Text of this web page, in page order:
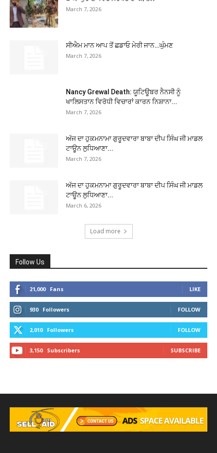
March 7, 2026
ਸੀਐਮ ਮਾਨ ਆਪ ਤੋਂ ਛਡਾਓ ਮੇਰੀ ਜਾਨ…ਘੁੰਮਣ
March 7, 2026
Nancy Grewal Death: ਯੂਟਿਊਬਰ ਨੈਨਸੀ ਨੂੰ
ਖਾਲਿਸਤਾਨ ਵਿਰੋਧੀ ਵਿਚਾਰਾਂ ਕਾਰਨ ਨਿਸ਼ਾਨਾ...
March 7, 2026
ਅੱਜ ਦਾ ਹੁਕਮਨਾਮਾ ਗੁਰੂਦਵਾਰਾ ਬਾਬਾ ਦੀਪ ਸਿੰਘ ਜੀ ਮਾਡਲ
ਟਾਊਨ ਲੁਧਿਆਣਾ...
March 7, 2026
ਅੱਜ ਦਾ ਹੁਕਮਨਾਮਾ ਗੁਰੂਦਵਾਰਾ ਬਾਬਾ ਦੀਪ ਸਿੰਘ ਜੀ ਮਾਡਲ
ਟਾਊਨ ਲੁਧਿਆਣਾ...
March 6, 2026
Load more
Follow Us
21,000 Fans LIKE
930 Followers FOLLOW
2,010 Followers FOLLOW
3,150 Subscribers SUBSCRIBE